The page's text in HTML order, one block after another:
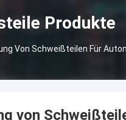
Produkte
Von Schweißteilen Für
von